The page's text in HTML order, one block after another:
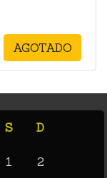
AGOTADO
S D
1 2